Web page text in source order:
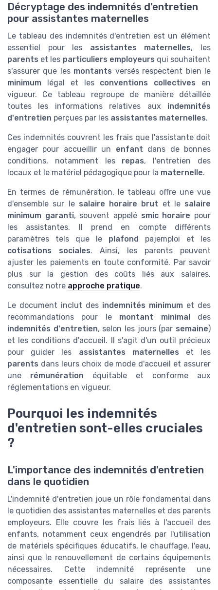
Décryptage des indemnités d'entretien
pour assistantes maternelles
Le tableau des indemnités d'entretien est un élément
essentiel pour les assistantes maternelles, les
parents et les particuliers employeurs qui souhaitent
s'assurer que les montants versés respectent bien le
minimum légal et les conventions collectives en
vigueur. Ce tableau regroupe de manière détaillée
toutes les informations relatives aux indemnités
d'entretien perçues par les assistantes maternelles.
Ces indemnités couvrent les frais que l'assistante doit
engager pour accueillir un enfant dans de bonnes
conditions, notamment les repas, l'entretien des
locaux et le matériel pédagogique pour la maternelle.
En termes de rémunération, le tableau offre une vue
d'ensemble sur le salaire horaire brut et le salaire
minimum garanti, souvent appelé smic horaire pour
les assistantes. Il prend en compte différents
paramètres tels que le plafond pajemploi et les
cotisations sociales. Ainsi, les parents peuvent
ajuster les paiements en toute conformité. Par savoir
plus sur la gestion des coûts liés aux salaires,
consultez notre approche pratique.
Le document inclut des indemnités minimum et des
recommandations pour le montant minimaldes
indemnités d'entretien, selon les jours (par semaine)
et les conditions d'accueil. Il s'agit d'un outil précieux
pour guider les assistantes maternelles et les
parents dans leurs choix de mode d'accueil et assurer
une rémunération équitable et conforme aux
réglementations en vigueur.
Pourquoi les indemnités
d'entretien sont-elles cruciales
?
L'importance des indemnités d'entretien
dans le quotidien
L'indemnité d'entretien joue un rôle fondamental dans
le quotidien des assistantes maternelles et des parents
employeurs. Elle couvre les frais liés à l'accueil des
enfants, notamment ceux engendrés par l'utilisation
de matériels spécifiques éducatifs, le chauffage, l'eau,
ainsi que le renouvellement de certains équipements
nécessaires. Cette indemnité représente une
composante essentielle du salaire des assistantes